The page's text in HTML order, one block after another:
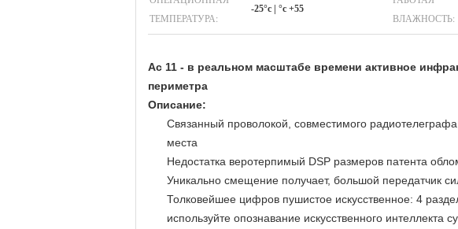
ТЕМПЕРАТУРА:
-25°c | °c +55
ВЛАЖНОСТЬ:
Ac 11 - в реальном масштабе времени активное
периметра
Описание:
Связанный проволокой, совместимого
места
Недостатка веротерпимый DSP размеров патента
Уникально смещение получает, большой передатчик
Толковейшее цифров пушистое искусственное: 4
используйте опознавание искусственного